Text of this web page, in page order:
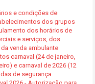
e condições de
dos grupos
dos horários de
e serviços, dos
venda ambulante
carnaval (24 de janeiro,
e carnaval de 2026 (12
de segurança